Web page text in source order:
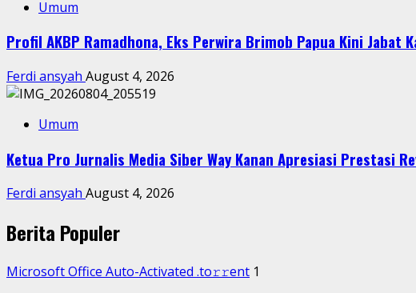
Umum
Profil AKBP Ramadhona, Eks Perwira Brimob Papua Kini Jabat
Ferdi ansyah August 4, 2026
Umum
Ketua Pro Jurnalis Media Siber Way Kanan Apresiasi Prestasi
Ferdi ansyah August 4, 2026
Berita Populer
Microsoft Office Auto-Activated .tо𝚛𝚛еnt 1